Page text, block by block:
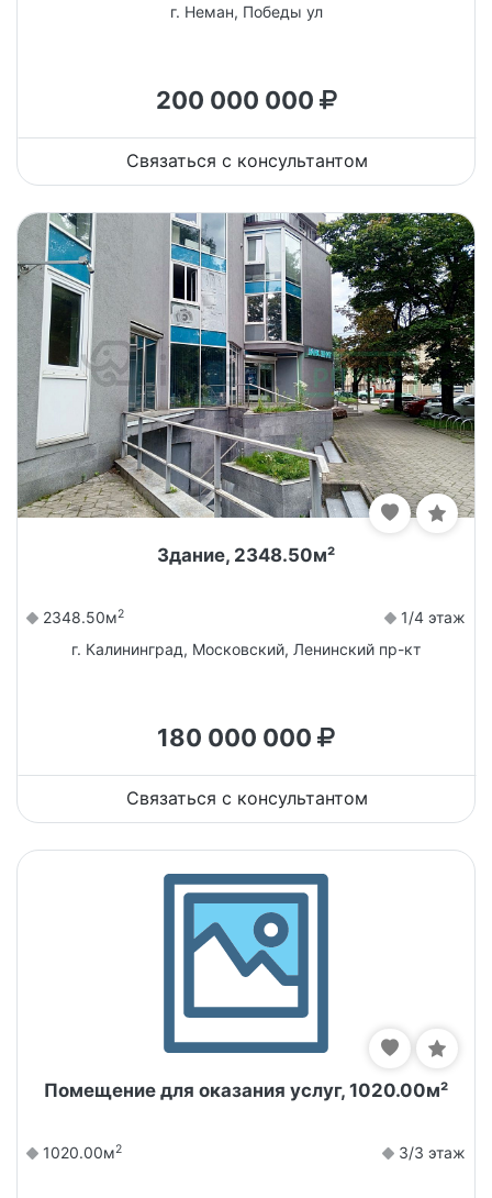
г. Неман, Победы ул
200 000 000
Связаться с консультантом
Здание, 2348.50м²
2348.50м2
1/4 этаж
г. Калининград, Московский, Ленинский пр-кт
180 000 000
Связаться с консультантом
Помещение для оказания услуг, 1020.00м²
1020.00м2 3/3 этаж